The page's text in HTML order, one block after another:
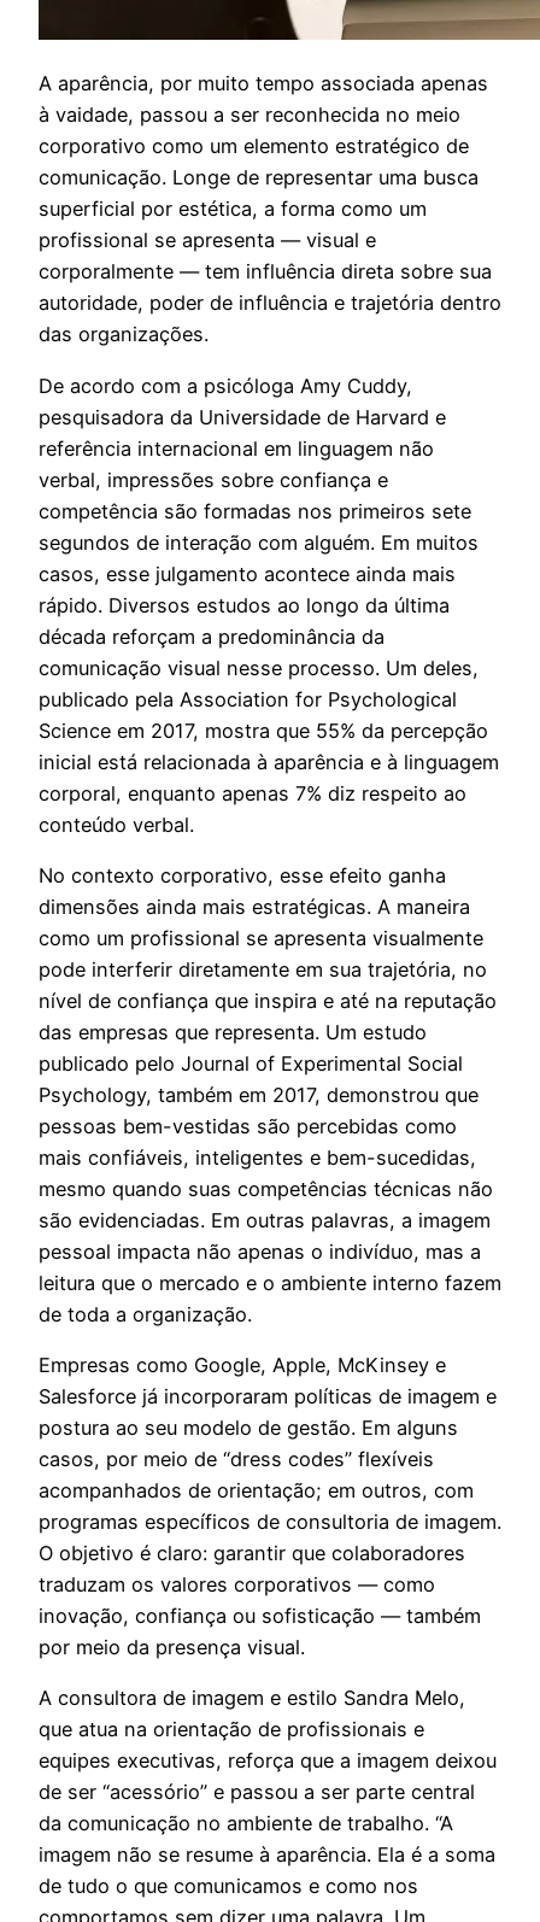
A aparência, por muito tempo associada apenas
à vaidade, passou a ser reconhecida no meio
corporativo como um elemento estratégico de
comunicação. Longe de representar uma busca
superficial por estética, a forma como um
profissional se apresenta — visual e
corporalmente — tem influência direta sobre sua
autoridade, poder de influência e trajetória dentro
das organizações.
De acordo com a psicóloga Amy Cuddy,
pesquisadora da Universidade de Harvard e
referência internacional em linguagem não
verbal, impressões sobre confiança e
competência são formadas nos primeiros sete
segundos de interação com alguém. Em muitos
casos, esse julgamento acontece ainda mais
rápido. Diversos estudos ao longo da última
década reforçam a predominância da
comunicação visual nesse processo. Um deles,
publicado pela Association for Psychological
Science em 2017, mostra que 55% da percepção
inicial está relacionada à aparência e à linguagem
corporal, enquanto apenas 7% diz respeito ao
conteúdo verbal.
No contexto corporativo, esse efeito ganha
dimensões ainda mais estratégicas. A maneira
como um profissional se apresenta visualmente
pode interferir diretamente em sua trajetória, no
nível de confiança que inspira e até na reputação
das empresas que representa. Um estudo
publicado pelo Journal of Experimental Social
Psychology, também em 2017, demonstrou que
pessoas bem-vestidas são percebidas como
mais confiáveis, inteligentes e bem-sucedidas,
mesmo quando suas competências técnicas não
são evidenciadas. Em outras palavras, a imagem
pessoal impacta não apenas o indivíduo, mas a
leitura que o mercado e o ambiente interno fazem
de toda a organização.
Empresas como Google, Apple, McKinsey e
Salesforce já incorporaram políticas de imagem e
postura ao seu modelo de gestão. Em alguns
casos, por meio de “dress codes” flexíveis
acompanhados de orientação; em outros, com
programas específicos de consultoria de imagem.
O objetivo é claro: garantir que colaboradores
traduzam os valores corporativos — como
inovação, confiança ou sofisticação — também
por meio da presença visual.
A consultora de imagem e estilo Sandra Melo,
que atua na orientação de profissionais e
equipes executivas, reforça que a imagem deixou
de ser “acessório” e passou a ser parte central
da comunicação no ambiente de trabalho. “A
imagem não se resume à aparência. Ela é a soma
de tudo o que comunicamos e como nos